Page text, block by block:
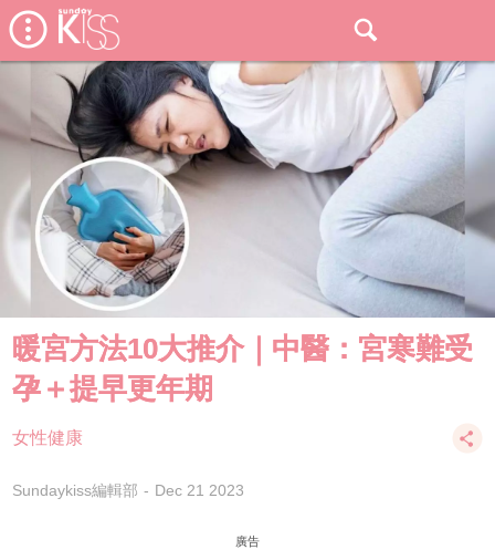
暖宮方法10大推介｜中醫：宮寒難受
孕＋提早更年期
女性健康
Sundaykiss編輯部 Dec 21 2023
廣告